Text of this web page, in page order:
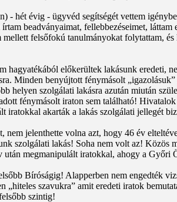
- hét évig - ügyvéd segítségét vettem
beadványaimat, fellebbezéseimet,
felsőfokú tanulmányokat folytattam,
hagyatékából előkerültek lakásunk eredeti,
Minden benyújtott fénymásolt
helyen szolgálati lakásra azután miután
fénymásolt iraton sem található!
iratokkal akarták a lakás szolgálati jellegét
jelenthette volna azt, hogy 46 év
szolgálati lakás! Soha nem volt az! Közös
megmanipulált iratokkal, ahogy a Győri
Bíróságig! Alapperben nem engedték
szavukra” amit eredeti iratok
szintig!